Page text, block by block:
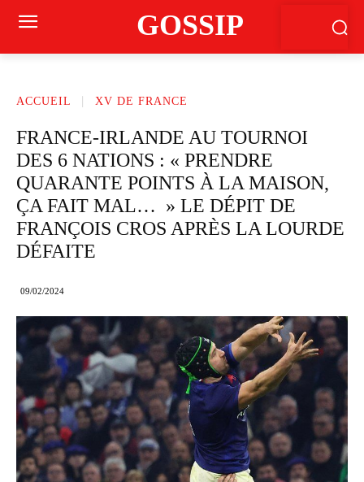
GOSSIP
ACCUEIL XV DE FRANCE
FRANCE-IRLANDE AU TOURNOI
DES 6 NATIONS : « PRENDRE
QUARANTE POINTS À LA MAISON,
ÇA FAIT MAL… » LE DÉPIT DE
FRANÇOIS CROS APRÈS LA LOURDE
DÉFAITE
09/02/2024